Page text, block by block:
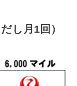
し月1回）